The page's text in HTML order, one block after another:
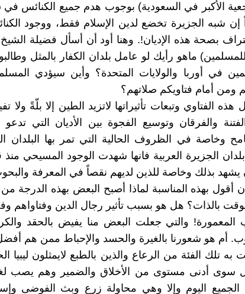
الأكبر في السعودية) بوجوب هدم جميع الكنائس في
إن شبه الجزيرة تخضع لدين الإسلام فقط، ووجود
بصحة هذه الإديان!. وهنا أود أن أسأل فضيلة
ماهو رأيك لو عامل بلدان الكفار بالمثل
في أوربا والولايات المتحدة؟ وأين سيؤدي
ومن أمام فتاويكم صلاتهم؟
هذه الفتاوي وتبعات تأثيراتها لاتزيد الطين إلا بلّةً ولا
والفرقان وتوسيع الفجوة بين الأديان التي تدعو
وخاصة في الظروف الحالية التي تمر بها البلدان
بلدان الجزيرة العربية فانها شهدت الوجود المسيحي
يشهد بذلك وخاصة للذين لديهم نقصاً في المعرفة والبحوث
أقول بهذه المناسبة لماذا أصبح البعض بهذه الدرجة
بالذات؟ هل هو بسبب تأثير رجال الدين وفتاواهم
والتي جعلت البعض منا يفيض بالحقد
أم هو شعورنا بالغيرة والحسد والإحباط ممن هم أفضل
به تلك الفئة من الرعاع والذين بالطبع لايمثلون ليبيا
سوى أدنى مستوى من الأخلاق والضمير وهم يصب
الجميع اليوم وإلا وهي محاولة زرع وبث الفوضى